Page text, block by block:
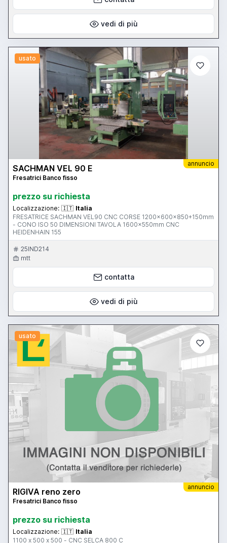
vedi di più
usato
annuncio
SACHMAN VEL 90 E
Fresatrici Banco fisso
prezzo su richiesta
Localizzazione: 🇮🇹 Italia
FRESATRICE SACHMAN VEL90 CNC CORSE 1200x600x850+150mm
- CONO ISO 50 DIMENSIONI TAVOLA 1600x550mm CNC
HEIDENHAIN 155
25IND214
mtt
contatta
vedi di più
usato
annuncio
RIGIVA reno zero
Fresatrici Banco fisso
prezzo su richiesta
Localizzazione: 🇮🇹 Italia
1100 x 500 x 500 - CNC SELCA 800 C